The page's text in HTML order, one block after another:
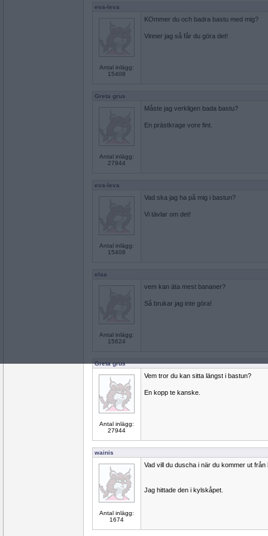
eva-leva
Antal inlägg:
15408
KOmmer du och badra bastu med mig?
Vinner jag så får du göra det!
Greta grus
Antal inlägg:
27944
Måste jag verkligen bada bastu?
En prästkrage vore fint.
eva-leva
Antal inlägg:
15408
Vad ska jag ha på mig i bastun?
Vi tävlar om det!
elaa
Antal inlägg:
15624
vem kan äta mest bananer?
Så brukar jag inte göra!
Greta grus
Antal inlägg:
27944
Vem tror du kan sitta längst i bastun?
En kopp te kanske.
wainis
Antal inlägg:
1674
Vad vill du duscha i när du kommer ut från
Jag hittade den i kylskåpet.